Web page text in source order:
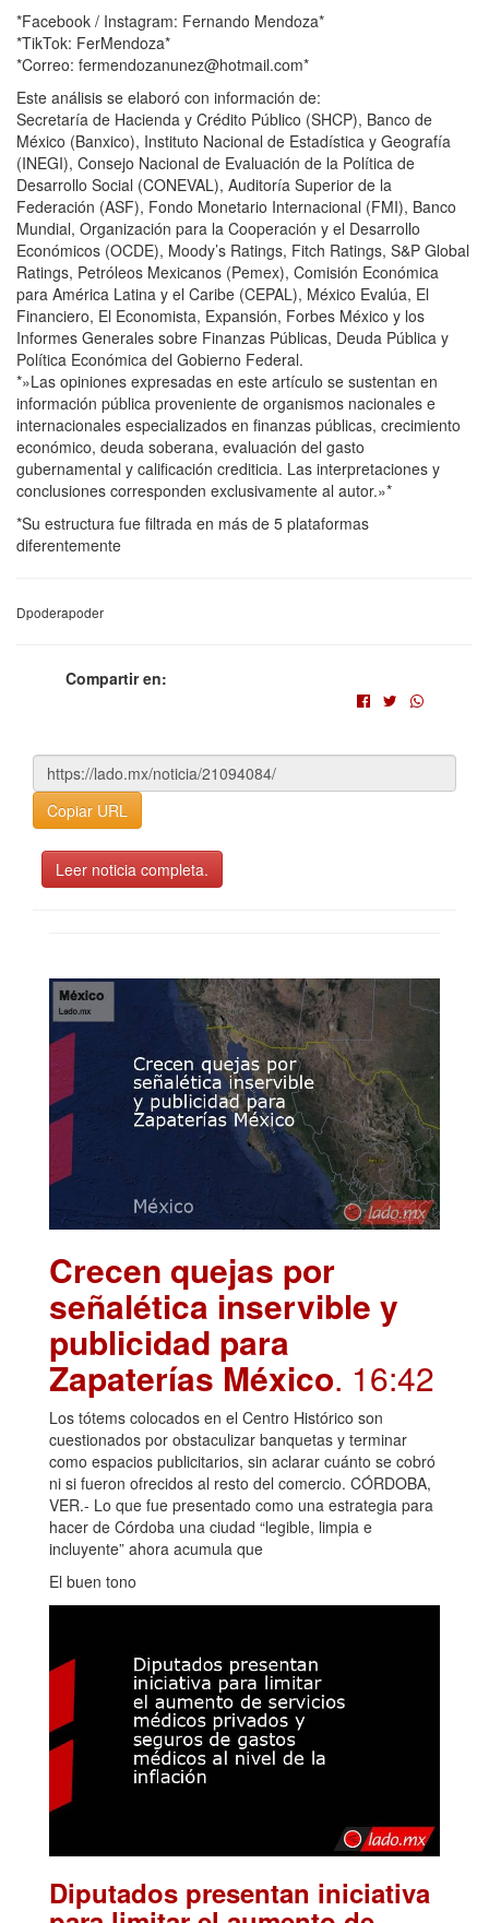
*Facebook / Instagram: Fernando Mendoza*
*TikTok: FerMendoza*
*Correo: fermendozanunez@hotmail.com*
Este análisis se elaboró con información de:
Secretaría de Hacienda y Crédito Público (SHCP), Banco de
México (Banxico), Instituto Nacional de Estadística y Geografía
(INEGI), Consejo Nacional de Evaluación de la Política de
Desarrollo Social (CONEVAL), Auditoría Superior de la
Federación (ASF), Fondo Monetario Internacional (FMI), Banco
Mundial, Organización para la Cooperación y el Desarrollo
Económicos (OCDE), Moody’s Ratings, Fitch Ratings, S&P Global
Ratings, Petróleos Mexicanos (Pemex), Comisión Económica
para América Latina y el Caribe (CEPAL), México Evalúa, El
Financiero, El Economista, Expansión, Forbes México y los
Informes Generales sobre Finanzas Públicas, Deuda Pública y
Política Económica del Gobierno Federal.
*»Las opiniones expresadas en este artículo se sustentan en
información pública proveniente de organismos nacionales e
internacionales especializados en finanzas públicas, crecimiento
económico, deuda soberana, evaluación del gasto
gubernamental y calificación crediticia. Las interpretaciones y
conclusiones corresponden exclusivamente al autor.»*
*Su estructura fue filtrada en más de 5 plataformas
diferentemente
Dpoderapoder
Compartir en:
Copiar URL
Leer noticia completa.
Crecen quejas por
señalética inservible y
publicidad para
Zapaterías México. 16:42
Los tótems colocados en el Centro Histórico son
cuestionados por obstaculizar banquetas y terminar
como espacios publicitarios, sin aclarar cuánto se cobró
ni si fueron ofrecidos al resto del comercio. CÓRDOBA,
VER.- Lo que fue presentado como una estrategia para
hacer de Córdoba una ciudad “legible, limpia e
incluyente” ahora acumula que
El buen tono
Diputados presentan iniciativa